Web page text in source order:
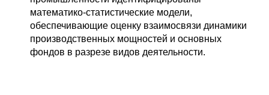
Кафедра МАДИ
Аспирантура
математико-статистические модели,
обеспечивающие оценку взаимосвязи динамики
производственных мощностей и основных
фондов в разрезе видов деятельности.